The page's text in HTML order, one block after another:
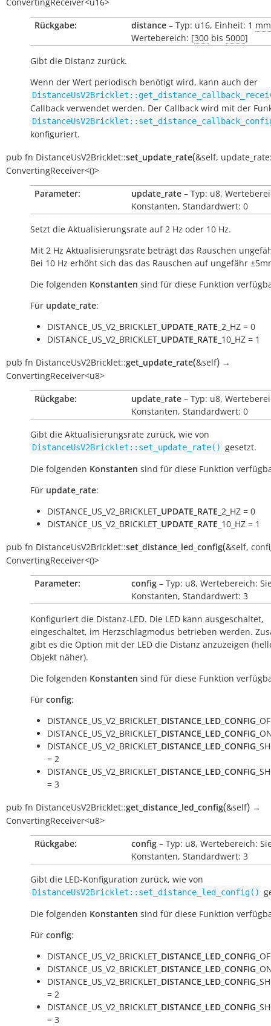
Rückgabe:
distance – Typ: u16, Einheit: 1 mm
Wertebereich: [300 bis 5000]
Gibt die Distanz zurück.
Wenn der Wert periodisch benötigt wird, kann auch der
Callback verwendet werden. Der Callback wird mit der
konfiguriert.
pub fn DistanceUsV2Bricklet::set_update_rate(&self,
ConvertingReceiver<()>
Parameter:
update_rate – Typ: u8,
Konstanten, Standardwert: 0
Setzt die Aktualisierungsrate auf 2 Hz oder 10 Hz.
Mit 2 Hz Aktualisierungsrate beträgt das Rauschen
Bei 10 Hz erhöht sich das das Rauschen auf ungefähr
Die folgenden Konstanten sind für diese Funktion
Für update_rate:
DISTANCE_US_V2_BRICKLET_ UPDATE_RATE _2_HZ = 0
DISTANCE_US_V2_BRICKLET_ UPDATE_RATE _10_HZ = 1
pub fn DistanceUsV2Bricklet::get_update_rate(&self) →
ConvertingReceiver<u8>
Rückgabe:
update_rate – Typ: u8,
Konstanten, Standardwert: 0
Gibt die Aktualisierungsrate zurück, wie von
DistanceUsV2Bricklet::set_update_rate() gesetzt.
Die folgenden Konstanten sind für diese Funktion
Für update_rate:
DISTANCE_US_V2_BRICKLET_ UPDATE_RATE _2_HZ = 0
DISTANCE_US_V2_BRICKLET_ UPDATE_RATE _10_HZ = 1
pub fn DistanceUsV2Bricklet::set_distance_led_config(&self,
ConvertingReceiver<()>
Parameter:
config – Typ: u8, Wertebereich:
Konstanten, Standardwert: 3
Konfiguriert die Distanz-LED. Die LED kann ausgeschaltet,
eingeschaltet, im Herzschlagmodus betrieben werden.
gibt es die Option mit der LED die Distanz anzuzeigen
Objekt näher).
Die folgenden Konstanten sind für diese Funktion
Für config:
DISTANCE_US_V2_BRICKLET_ DISTANCE_LED_CONFIG
DISTANCE_US_V2_BRICKLET_ DISTANCE_LED_CONFIG
DISTANCE_US_V2_BRICKLET_ DISTANCE_LED_CONFIG
= 2
DISTANCE_US_V2_BRICKLET_ DISTANCE_LED_CONFIG
= 3
pub fn DistanceUsV2Bricklet::get_distance_led_config(&self) →
ConvertingReceiver<u8>
Rückgabe:
config – Typ: u8, Wertebereich:
Konstanten, Standardwert: 3
Gibt die LED-Konfiguration zurück, wie von
DistanceUsV2Bricklet::set_distance_led_config()
Die folgenden Konstanten sind für diese Funktion
Für config:
DISTANCE_US_V2_BRICKLET_ DISTANCE_LED_CONFIG
DISTANCE_US_V2_BRICKLET_ DISTANCE_LED_CONFIG
DISTANCE_US_V2_BRICKLET_ DISTANCE_LED_CONFIG
= 2
DISTANCE_US_V2_BRICKLET_ DISTANCE_LED_CONFIG
= 3